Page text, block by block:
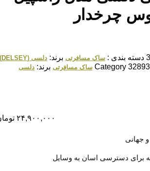
چرخدار
دسته بندی : ساک مسافرتی برند:دلسی (DELSEY)
Category ساک مسافرتی برند:دلسی
۲۴,۹۰۰,۰۰۰ تومان
جهانی
برای دسترسی اسان به وسایل